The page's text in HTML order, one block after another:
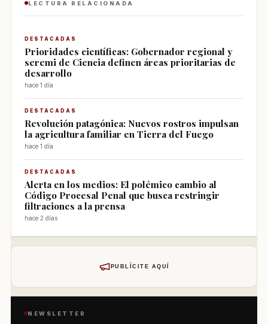
LECTURA RELACIONADA
DESTACADAS
Prioridades científicas: Gobernador regional y
seremi de Ciencia definen áreas prioritarias de
desarrollo
hace 1 día
DESTACADAS
Revolución patagónica: Nuevos rostros impulsan
la agricultura familiar en Tierra del Fuego
hace 1 día
DESTACADAS
Alerta en los medios: El polémico cambio al
Código Procesal Penal que busca restringir
filtraciones a la prensa
hace 2 días
PUBLÍCITE AQUÍ
NEWSLETTER